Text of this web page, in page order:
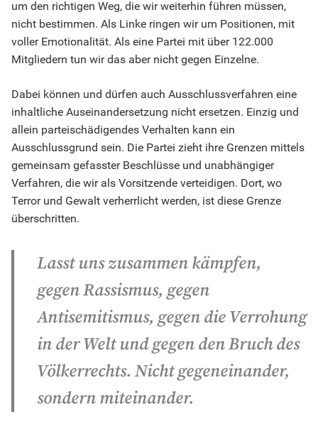
um den richtigen Weg, die wir weiterhin führen müssen,
nicht bestimmen. Als Linke ringen wir um Positionen, mit
voller Emotionalität. Als eine Partei mit über 122.000
Mitgliedern tun wir das aber nicht gegen Einzelne.
Dabei können und dürfen auch Ausschlussverfahren eine
inhaltliche Auseinandersetzung nicht ersetzen. Einzig und
allein parteischädigendes Verhalten kann ein
Ausschlussgrund sein. Die Partei zieht ihre Grenzen mittels
gemeinsam gefasster Beschlüsse und unabhängiger
Verfahren, die wir als Vorsitzende verteidigen. Dort, wo
Terror und Gewalt verherrlicht werden, ist diese Grenze
überschritten.
Lasst uns zusammen kämpfen,
gegen Rassismus, gegen
Antisemitismus, gegen die Verrohung
in der Welt und gegen den Bruch des
Völkerrechts. Nicht gegeneinander,
sondern miteinander.